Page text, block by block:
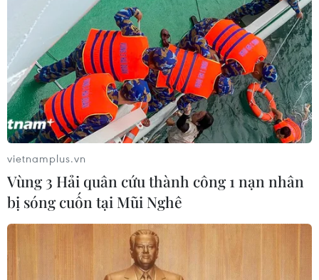
Meta tung công cụ AI lập trình tự
động cho nhà phát triển
06/08/2026 06:40
Doanh thu AI của Microsoft phụ
thuộc phần lớn vào đối tác OpenAI
Tây Ninh: Tạo điều kiện hình thành
doanh nghiệp công nghệ chiến lược
vietnamplus.vn
Vùng 3 Hải quân cứu thành công 1 nạn nhân
bị sóng cuốn tại Mũi Nghê